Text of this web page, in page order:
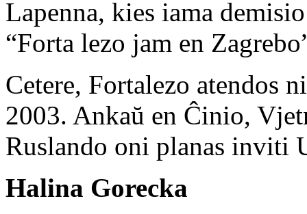
Lapenna, kies iama
“Forta lezo jam en
Cetere, Fortalezo atendos
2003. Ankaŭ en Ĉinio,
Ruslando oni planas inviti
Halina Gorecka